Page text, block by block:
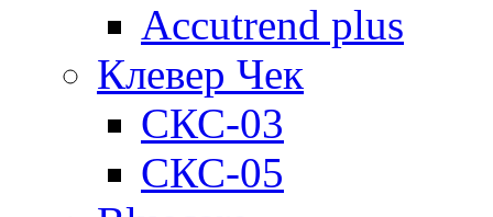
Accutrend plus
Клевер Чек
СКС-03
СКС-05